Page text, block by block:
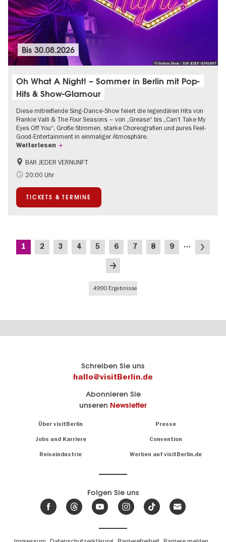
© Barbara Braun / BAR JEDER VERNUNFT
Bis30.08.2026
Oh What A Night! – Sommer in Berlin mit Pop-
Hits & Show-Glamour
Diese mitreißende Sing-Dance-Show feiert die legendären Hits von
Frankie Valli & The Four Seasons – von „Grease“ bis „Can’t Take My
Eyes Off You“. Große Stimmen, starke Choreografien und pures Feel-
Good-Entertainment in einmaliger Atmosphäre.
Weiterlesen
International
Kultursommer
BAR JEDER VERNUNFT
20:00 Uhr
TICKETS & TERMINE
Seitennummerierung
Aktuelle
1 Seite
2 Seite
3 Seite
4 Seite
5 Seite
6 Seite
7 Seite
8 Seite
9 …
Nächste
Letzte
4990 Ergebnisse
Schreiben Sie uns
hallo@visitBerlin.de
Abonnieren Sie
unseren Newsletter
Über visitBerlin Presse
Jobs und Karriere Convention
Reiseindustrie Werben auf visitBerlin.de
sind
für Sie da.
Tickets
Wir haben den
Insidertipps
Trends
Folgen Sie uns